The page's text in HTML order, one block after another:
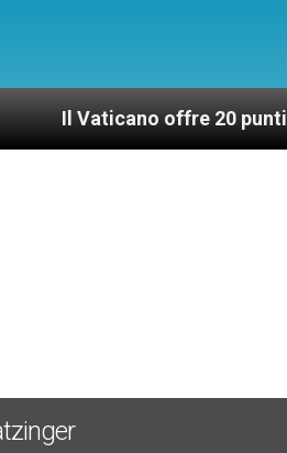
offre 20 punti per un